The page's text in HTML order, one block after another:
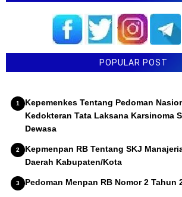
POPULAR POST
Kepemenkes Tentang Pedoman
Kedokteran Tata Laksana Karsinoma
Dewasa
Kepmenpan RB Tentang SKJ
Daerah Kabupaten/Kota
Pedoman Menpan RB Nomor 2 Tahun